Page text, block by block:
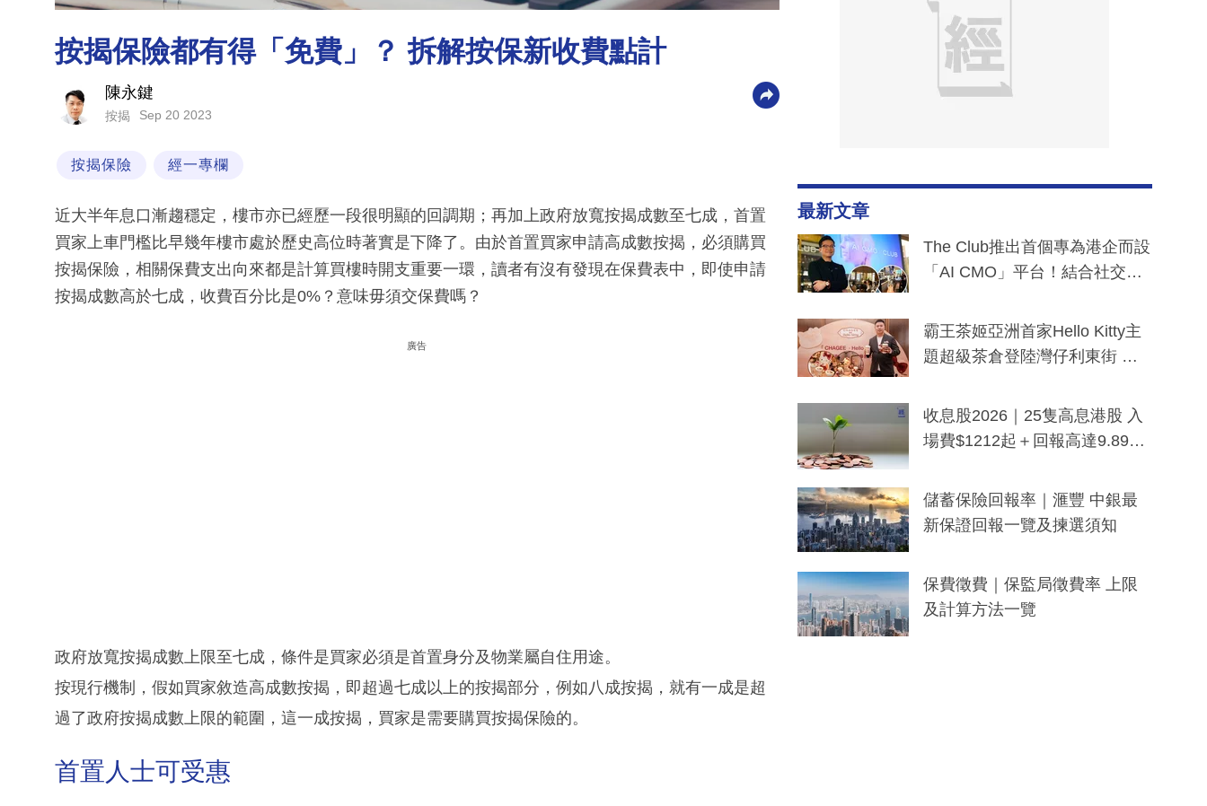
按揭保險都有得「免費」？ 拆解按保新收費點計
陳永鍵
按揭 Sep 20 2023
按揭保險 經一專欄
近大半年息口漸趨穩定，樓市亦已經歷一段很明顯的回調期；再加上政府放寬按揭成數至七成，首置
買家上車門檻比早幾年樓市處於歷史高位時著實是下降了。由於首置買家申請高成數按揭，必須購買
按揭保險，相關保費支出向來都是計算買樓時開支重要一環，讀者有沒有發現在保費表中，即使申請
按揭成數高於七成，收費百分比是0%？意味毋須交保費嗎？
廣告
政府放寬按揭成數上限至七成，條件是買家必須是首置身分及物業屬自住用途。
按現行機制，假如買家敘造高成數按揭，即超過七成以上的按揭部分，例如八成按揭，就有一成是超
過了政府按揭成數上限的範圍，這一成按揭，買家是需要購買按揭保險的。
首置人士可受惠
最新文章
The Club推出首個專為港企而設
「AI CMO」平台！結合社交聆
分鐘生成「貼地」宣傳短片
霸王茶姬亞洲首家Hello Kitty主
題超級茶倉登陸灣仔利東街 推
y及香港限定特調系列
收息股2026｜25隻高息港股 入
場費$1212起＋回報高達9.89
儲蓄保險回報率｜滙豐 中銀最
新保證回報一覽及揀選須知
保費徵費｜保監局徵費率 上限
及計算方法一覽